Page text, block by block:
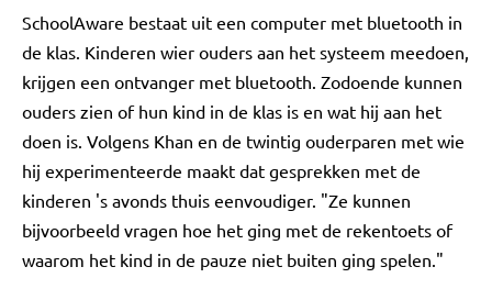
SchoolAware bestaat uit een computer met bluetooth in
de klas. Kinderen wier ouders aan het systeem meedoen,
krijgen een ontvanger met bluetooth. Zodoende kunnen
ouders zien of hun kind in de klas is en wat hij aan het
doen is. Volgens Khan en de twintig ouderparen met wie
hij experimenteerde maakt dat gesprekken met de
kinderen 's avonds thuis eenvoudiger. "Ze kunnen
bijvoorbeeld vragen hoe het ging met de rekentoets of
waarom het kind in de pauze niet buiten ging spelen."